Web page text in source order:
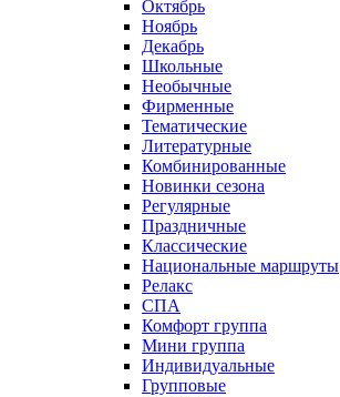
Октябрь
Ноябрь
Декабрь
Школьные
Необычные
Фирменные
Тематические
Литературные
Комбинированные
Новинки сезона
Регулярные
Праздничные
Классические
Национальные маршруты
Релакс
СПА
Комфорт группа
Мини группа
Индивидуальные
Групповые